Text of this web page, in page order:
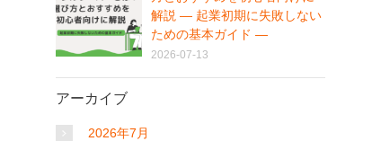
解説 ― 起業初期に失敗しない
ための基本ガイド ―
2026-07-13
アーカイブ
2026年7月